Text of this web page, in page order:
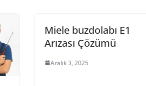
Miele buzdolabı E1
Arızası Çözümü
Aralık 3, 2025